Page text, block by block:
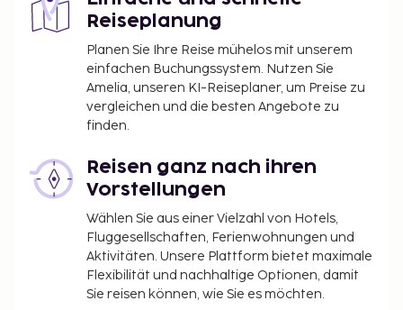
Reiseplanung
Planen Sie Ihre Reise mühelos mit unserem
einfachen Buchungssystem. Nutzen Sie
Amelia, unseren KI-Reiseplaner, um Preise zu
vergleichen und die besten Angebote zu
finden.
Reisen ganz nach ihren
Vorstellungen
Wählen Sie aus einer Vielzahl von Hotels,
Fluggesellschaften, Ferienwohnungen und
Aktivitäten. Unsere Plattform bietet maximale
Flexibilität und nachhaltige Optionen, damit
Sie reisen können, wie Sie es möchten.